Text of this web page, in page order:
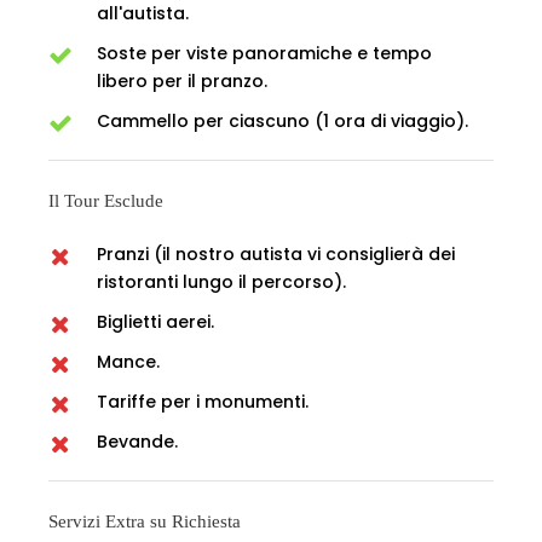
all'autista.
Soste per viste panoramiche e tempo
libero per il pranzo.
Cammello per ciascuno (1 ora di viaggio).
Il Tour Esclude
Pranzi (il nostro autista vi consiglierà dei
ristoranti lungo il percorso).
Biglietti aerei.
Mance.
Tariffe per i monumenti.
Bevande.
Servizi Extra su Richiesta